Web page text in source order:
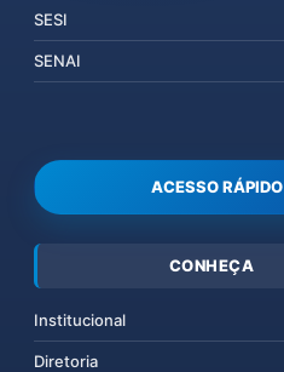
SESI
SENAI
ACESSO RÁPIDO
CONHEÇA
Institucional
Diretoria